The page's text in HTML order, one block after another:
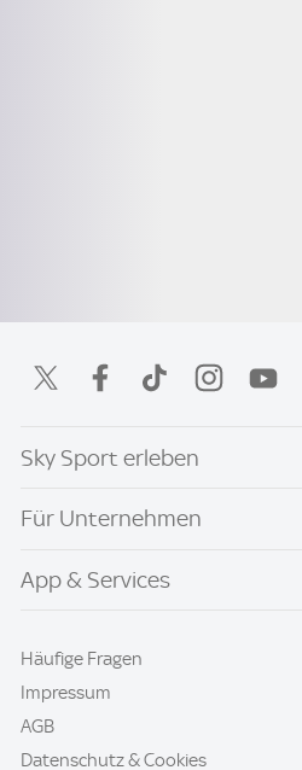
Sky Sport erleben
Für Unternehmen
App & Services
Häufige Fragen
Impressum
AGB
Datenschutz & Cookies